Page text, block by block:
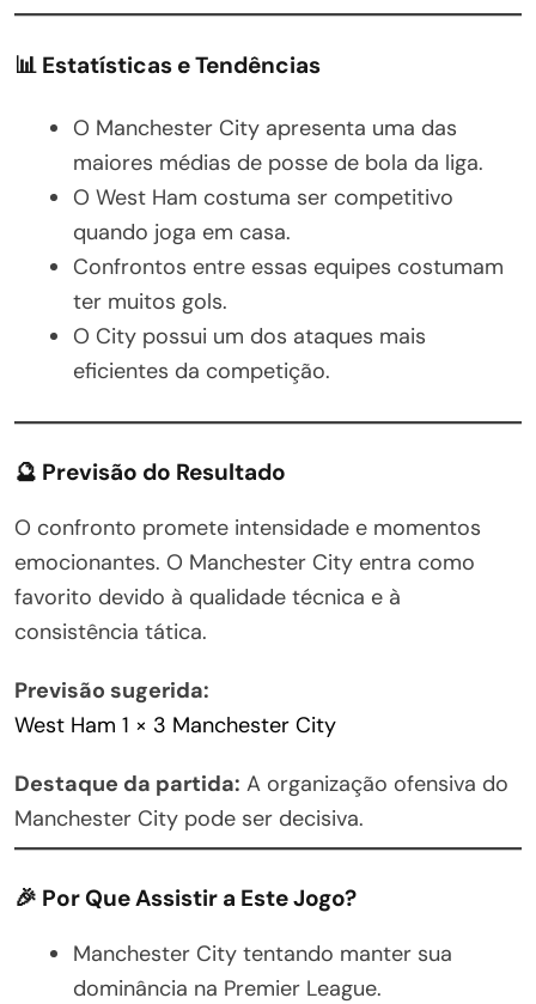
📊 Estatísticas e Tendências
O Manchester City apresenta uma das
maiores médias de posse de bola da liga.
O West Ham costuma ser competitivo
quando joga em casa.
Confrontos entre essas equipes costumam
ter muitos gols.
O City possui um dos ataques mais
eficientes da competição.
🔮 Previsão do Resultado
O confronto promete intensidade e momentos
emocionantes. O Manchester City entra como
favorito devido à qualidade técnica e à
consistência tática.
Previsão sugerida:
West Ham 1 × 3 Manchester City
Destaque da partida: A organização ofensiva do
Manchester City pode ser decisiva.
🎉 Por Que Assistir a Este Jogo?
Manchester City tentando manter sua
dominância na Premier League.